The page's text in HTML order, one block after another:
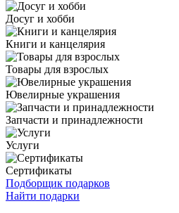
Досуг и хобби
Книги и канцелярия
Товары для взрослых
Ювелирные украшения
Запчасти и принадлежности
Услуги
Сертификаты
Подборщик подарков
Найти подарки